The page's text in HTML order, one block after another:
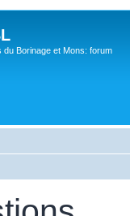
du Borinage et Mons: forum